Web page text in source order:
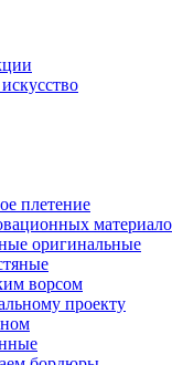
плетение
оригинальные
ворсом
проекту